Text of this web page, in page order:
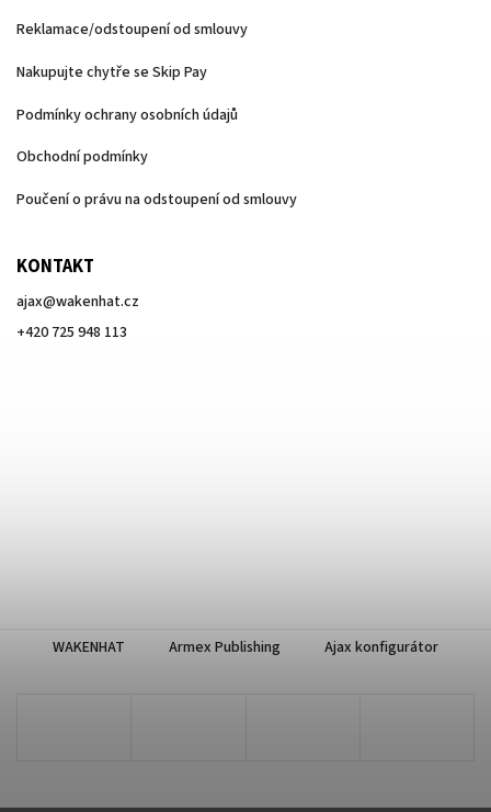
Reklamace/odstoupení od smlouvy
Nakupujte chytře se Skip Pay
Podmínky ochrany osobních údajů
Obchodní podmínky
Poučení o právu na odstoupení od smlouvy
KONTAKT
ajax@wakenhat.cz
+420 725 948 113
WAKENHAT Armex Publishing Ajax konfigurátor